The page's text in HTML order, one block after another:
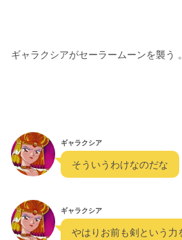
ギャラクシアがセーラームーンを襲う 。
ギャラクシア
  そういうわけなのだな
ギャラクシア